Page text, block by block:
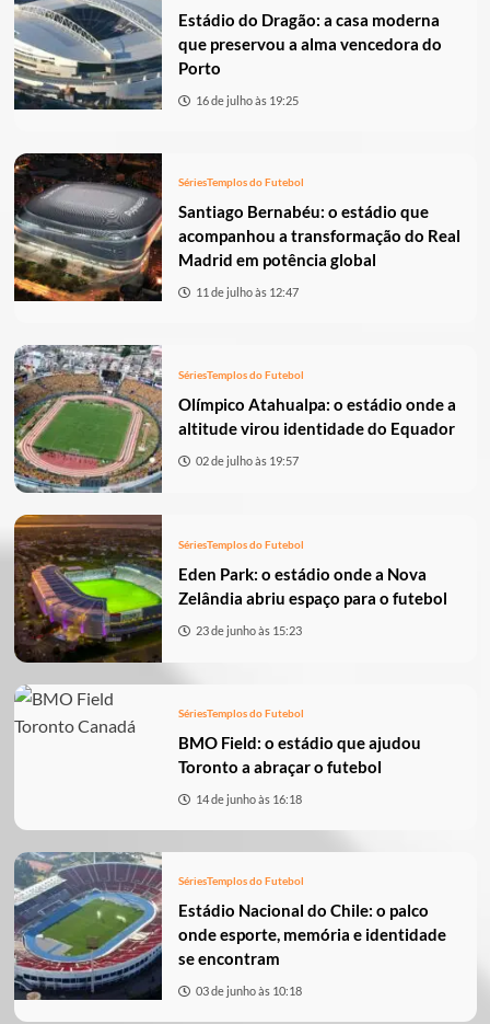
Estádio do Dragão: a casa moderna
que preservou a alma vencedora do
Porto
16 de julho às 19:25
SériesTemplos do Futebol
Santiago Bernabéu: o estádio que
acompanhou a transformação do Real
Madrid em potência global
11 de julho às 12:47
SériesTemplos do Futebol
Olímpico Atahualpa: o estádio onde a
altitude virou identidade do Equador
02 de julho às 19:57
SériesTemplos do Futebol
Eden Park: o estádio onde a Nova
Zelândia abriu espaço para o futebol
23 de junho às 15:23
SériesTemplos do Futebol
BMO Field: o estádio que ajudou
Toronto a abraçar o futebol
14 de junho às 16:18
SériesTemplos do Futebol
Estádio Nacional do Chile: o palco
onde esporte, memória e identidade
se encontram
03 de junho às 10:18